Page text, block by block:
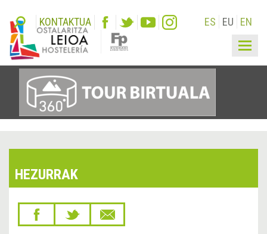
KONTAKTUA ES EU EN
HEZURRAK